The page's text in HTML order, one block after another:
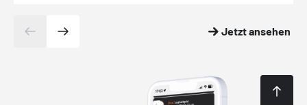
Jetzt ansehen